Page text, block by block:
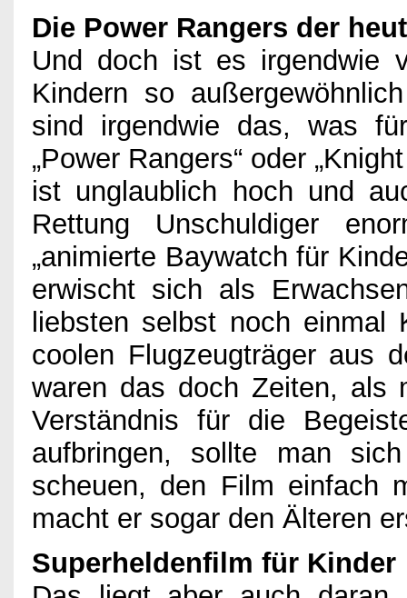
Die Power Rangers der
Und doch ist es irgendwie
Kindern so
sind irgendwie das, was
„Power Rangers“ oder
ist unglaublich hoch und
Rettung Unschuldiger
„animierte Baywatch für
erwischt sich als
liebsten selbst noch
coolen Flugzeugträger aus
waren das doch Zeiten, als
Verständnis für die
aufbringen, sollte man
scheuen, den Film einfach
macht er sogar den Älteren
Superheldenfilm für Kinder